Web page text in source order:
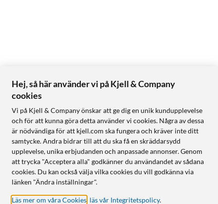
Hej, så här använder vi på Kjell & Company
cookies
Vi på Kjell & Company önskar att ge dig en unik kundupplevelse
och för att kunna göra detta använder vi cookies. Några av dessa
är nödvändiga för att kjell.com ska fungera och kräver inte ditt
samtycke. Andra bidrar till att du ska få en skräddarsydd
upplevelse, unika erbjudanden och anpassade annonser. Genom
att trycka "Acceptera alla" godkänner du användandet av sådana
cookies. Du kan också välja vilka cookies du vill godkänna via
länken "Ändra inställningar".
Läs mer om våra Cookies läs vår Integritetspolicy.